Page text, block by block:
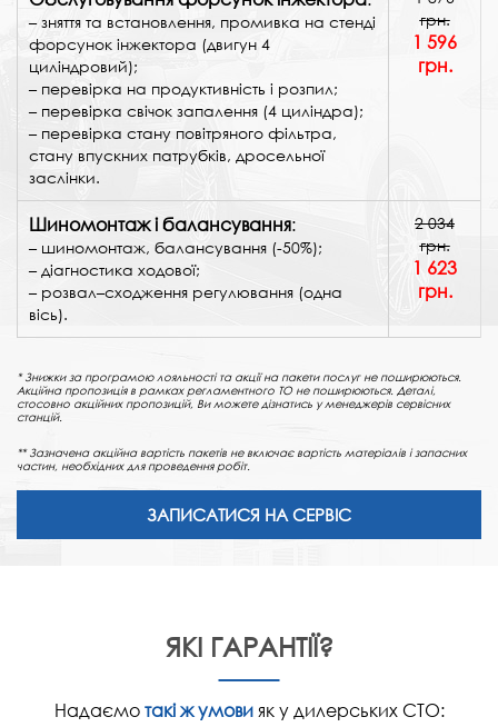
– зняття та встановлення, промивка на стенді
форсунок інжектора (двигун 4
циліндровий);
– перевірка на продуктивність і розпил;
– перевірка свічок запалення (4 циліндра);
– перевірка стану повітряного фільтра,
стану впускних патрубків, дросельної
заслінки.
грн.
1 596
грн.
Шиномонтаж і балансування:
– шиномонтаж, балансування (-50%);
– діагностика ходової;
– розвал–сходження регулювання (одна
вісь).
2 034
грн.
1 623
грн.
* Знижки за програмою лояльності та акції на пакети послуг не поширюються.
Акційна пропозиція в рамках регламентного ТО не поширюються. Деталі,
стосовно акційних пропозицій, Ви можете дізнатись у менеджерів сервісних
станцій.
** Зазначена акційна вартість пакетів не включає вартість матеріалів і запасних
частин, необхідних для проведення робіт.
ЗАПИСАТИСЯ НА СЕРВІС
ЯКІ ГАРАНТІЇ?
Надаємо такі ж умовияк у дилерських СТО: